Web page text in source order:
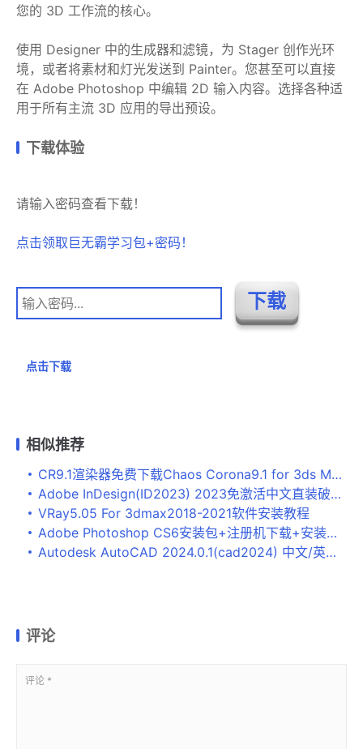
您的 3D 工作流的核心。
使用 Designer 中的生成器和滤镜，为 Stager 创作光环
境，或者将素材和灯光发送到 Painter。您甚至可以直接
在 Adobe Photoshop 中编辑 2D 输入内容。选择各种适
用于所有主流 3D 应用的导出预设。
下载体验
请输入密码查看下载！
点击领取巨无霸学习包+密码！
点击下载
相似推荐
CR9.1渲染器免费下载Chaos Corona9.1 for 3ds Max安装教程
Adobe InDesign(ID2023) 2023免激活中文直装破解版下载
VRay5.05 For 3dmax2018-2021软件安装教程
Adobe Photoshop CS6安装包+注册机下载+安装教程
Autodesk AutoCAD 2024.0.1(cad2024) 中文/英文版((附激活补丁+安装教程)
评论